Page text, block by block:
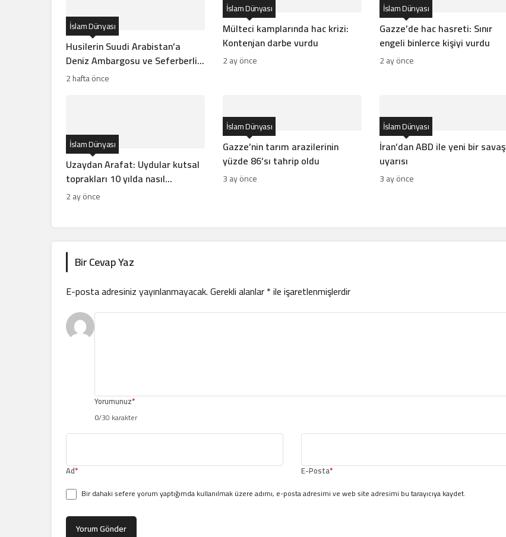
Husilerin Suudi Arabistan’a
Deniz Ambargosu ve Seferberlik
İlanı Ne Anlama Geliyor?
İslam Dünyası
2 hafta önce
Mülteci kamplarında hac krizi:
Kontenjan darbe vurdu
İslam Dünyası
2 ay önce
Gazze’de hac hasreti: Sınır
engeli binlerce kişiyi vurdu
İslam Dünyası
2 ay önce
Uzaydan Arafat: Uydular kutsal
toprakları 10 yılda nasıl
görüntüledi?
İslam Dünyası
2 ay önce
Gazze’nin tarım arazilerinin
yüzde 86’sı tahrip oldu
İslam Dünyası
3 ay önce
İran’dan ABD ile yeni bir savaş
uyarısı
İslam Dünyası
3 ay önce
Bir Cevap Yaz
E-posta adresiniz yayınlanmayacak.Gerekli alanlar*ile işaretlenmişlerdir
Yorumunuz*
0/30 karakter
Ad* E-Posta*
Bir dahaki sefere yorum yaptığımda kullanılmak üzere adımı, e-posta adresimi ve web site adresimi bu tarayıcıya kaydet.
Yorum Gönder